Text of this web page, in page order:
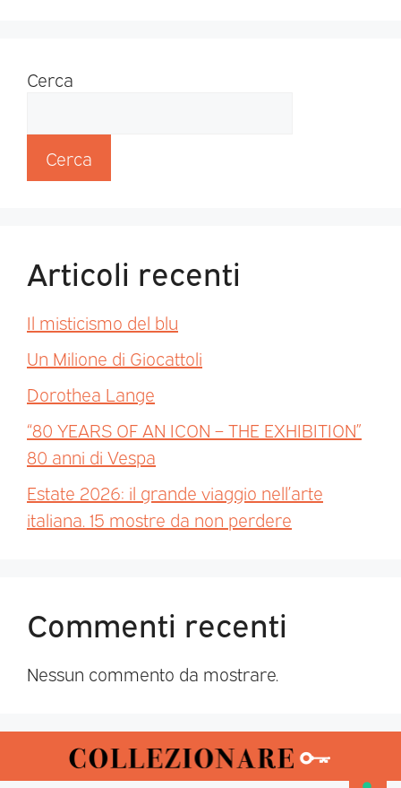
Cerca
Cerca
Articoli recenti
Il misticismo del blu
Un Milione di Giocattoli
Dorothea Lange
“80 YEARS OF AN ICON – THE EXHIBITION”
80 anni di Vespa
Estate 2026: il grande viaggio nell’arte
italiana. 15 mostre da non perdere
Commenti recenti
Nessun commento da mostrare.